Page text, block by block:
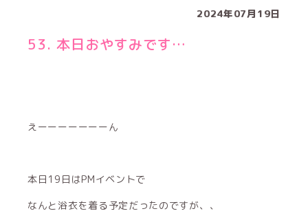
2024年07月19日
53. 本日おやすみです…
えーーーーーーーん
本日19日はPMイベントで
なんと浴衣を着る予定だったのですが、、